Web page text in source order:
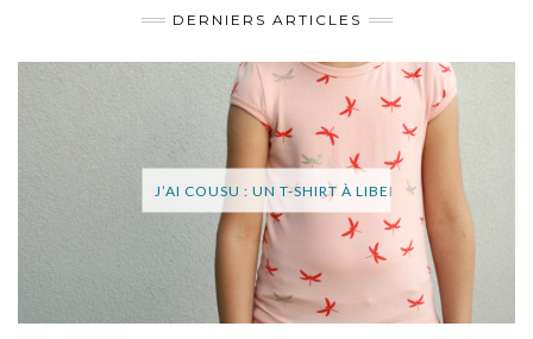
DERNIERS ARTICLES
J’AI COUSU : UN T-SHIRT À LIBELLULES (OTTOBRE